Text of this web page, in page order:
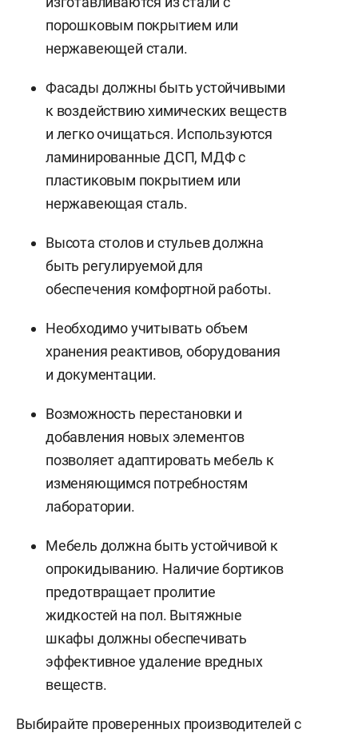
порошковым покрытием или
нержавеющей стали.
Фасады должны быть устойчивыми
к воздействию химических веществ
и легко очищаться. Используются
ламинированные ДСП, МДФ с
пластиковым покрытием или
нержавеющая сталь.
Высота столов и стульев должна
быть регулируемой для
обеспечения комфортной работы.
Необходимо учитывать объем
хранения реактивов, оборудования
и документации.
Возможность перестановки и
добавления новых элементов
позволяет адаптировать мебель к
изменяющимся потребностям
лаборатории.
Мебель должна быть устойчивой к
опрокидыванию. Наличие бортиков
предотвращает пролитие
жидкостей на пол. Вытяжные
шкафы должны обеспечивать
эффективное удаление вредных
веществ.
Выбирайте проверенных производителей с